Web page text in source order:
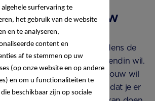
go with the flow
een hele belangrijke rol tijdens de
je weet wat je vrouw of vriendin wil.
iedereen anders. De ene vrouw wil
terwijl de andere juist wil dat je er
surfervaring te
het gebruik van de website
en te analyseren,
content en
af te stemmen op uw
(op onze website en op andere
en om u functionaliteiten te
beschikbaar zijn op sociale